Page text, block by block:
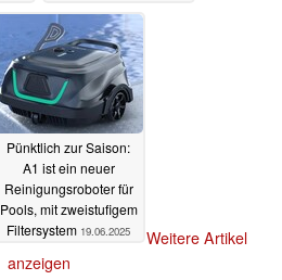
Pünktlich zur Saison:
A1 ist ein neuer
Reinigungsroboter für
Pools, mit zweistufigem
Filtersystem 19.06.2025
Weitere Artikel
anzeigen